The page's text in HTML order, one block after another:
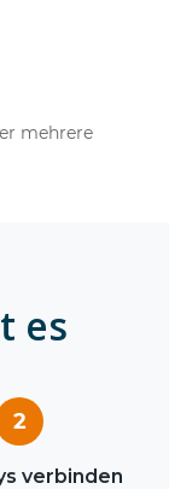
mehrere
es
2
verbinden